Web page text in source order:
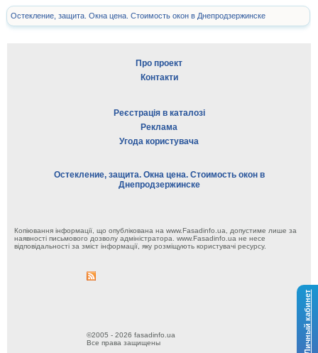
Личный кабинет
Остекление, защита. Окна цена. Стоимость окон в Днепродзержинске
Про проект
Контакти
Реєстрація в каталозі
Реклама
Угода користувача
Остекление, защита. Окна цена. Стоимость окон в
Днепродзержинске
Копіювання інформації, що опублікована на www.Fasadinfo.ua, допустиме лише за
наявності письмового дозволу адміністратора. www.Fasadinfo.ua не несе
відповідальності за зміст інформації, яку розміщують користувачі ресурсу.
©2005 - 2026 fasadinfo.ua
Все права защищены